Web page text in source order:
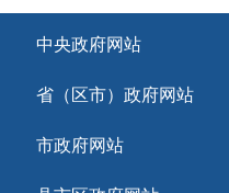
中央政府网站
省（区市）政府网站
市政府网站